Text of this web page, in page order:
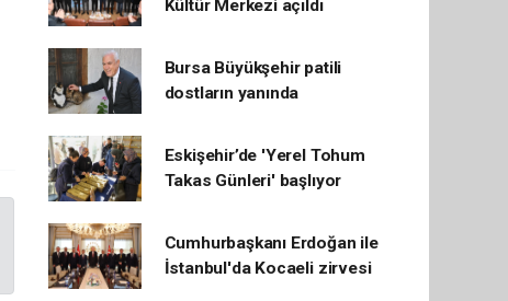
Kültür Merkezi açıldı
Bursa Büyükşehir patili
dostların yanında
Eskişehir’de 'Yerel Tohum
Takas Günleri' başlıyor
Cumhurbaşkanı Erdoğan ile
İstanbul'da Kocaeli zirvesi